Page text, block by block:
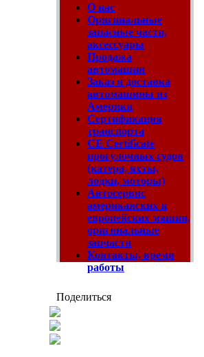
О нас
Оригинальные
запасные части,
аксессуары
Продажа
автомашин
Заказ и доставка
автомашины из
Америки
Сертификация
транспорта
CE Certificate
прогулочных судов
(катера, яхты,
лодки, моторы)
Автосервис
американских и
европейских машин,
оригинальные
запчасти
Контакты, время
работы
Поделиться